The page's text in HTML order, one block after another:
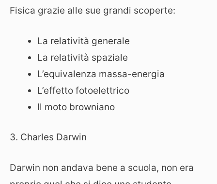
Fisica grazie alle sue grandi scoperte:
La relatività generale
La relatività spaziale
L’equivalenza massa-energia
L’effetto fotoelettrico
Il moto browniano
3. Charles Darwin
Darwin non andava bene a scuola, non era